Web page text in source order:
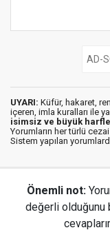
UYARI: Küfür, hakaret,
içeren, imla kuralları ile
isimsiz ve büyük
Yorumların her türlü
Sistem yapılan
Önemli not:
değerli olduğunu